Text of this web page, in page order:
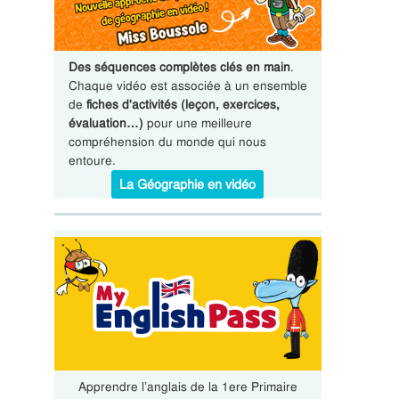
Des séquences complètes clés en main.
Chaque vidéo est associée à un ensemble
de fiches d'activités (leçon, exercices,
évaluation…) pour une meilleure
compréhension du monde qui nous
entoure.
La Géographie en vidéo
Apprendre l’anglais de la 1ere Primaire